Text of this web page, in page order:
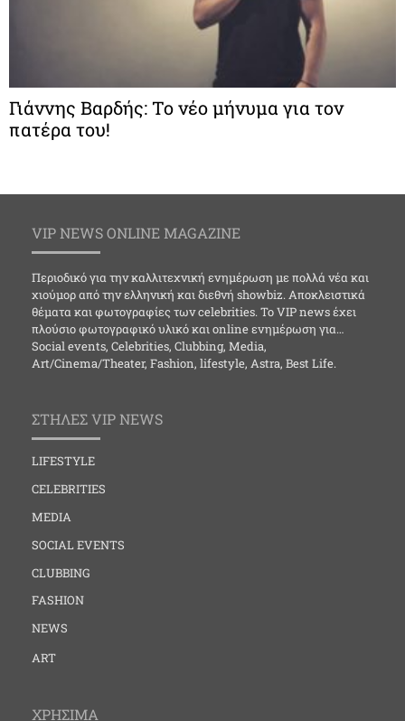
Γιάννης Βαρδής: Το νέο μήνυμα για τον
πατέρα του!
VIP NEWS ONLINE MAGAZINE
Περιοδικό για την καλλιτεχνική ενημέρωση με πολλά νέα και
χιούμορ από την ελληνική και διεθνή showbiz. Αποκλειστικά
θέματα και φωτογραφίες των celebrities. Το VIP news έχει
πλούσιο φωτογραφικό υλικό και online ενημέρωση για…
Social events, Celebrities, Clubbing, Media,
Art/Cinema/Theater, Fashion, lifestyle, Astra, Best Life.
ΣΤΗΛΕΣ VIP NEWS
LIFESTYLE
CELEBRITIES
MEDIA
SOCIAL EVENTS
CLUBBING
FASHION
NEWS
ART
ΧΡΗΣΙΜΑ